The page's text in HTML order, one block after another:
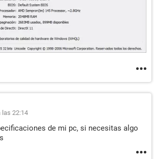
las 22:14
de mi pc, si necesitas algo